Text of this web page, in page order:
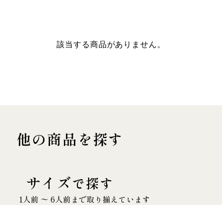
該当する商品がありません。
他の商品を探す
サイズで探す
1人前 〜 6人前まで取り揃えています